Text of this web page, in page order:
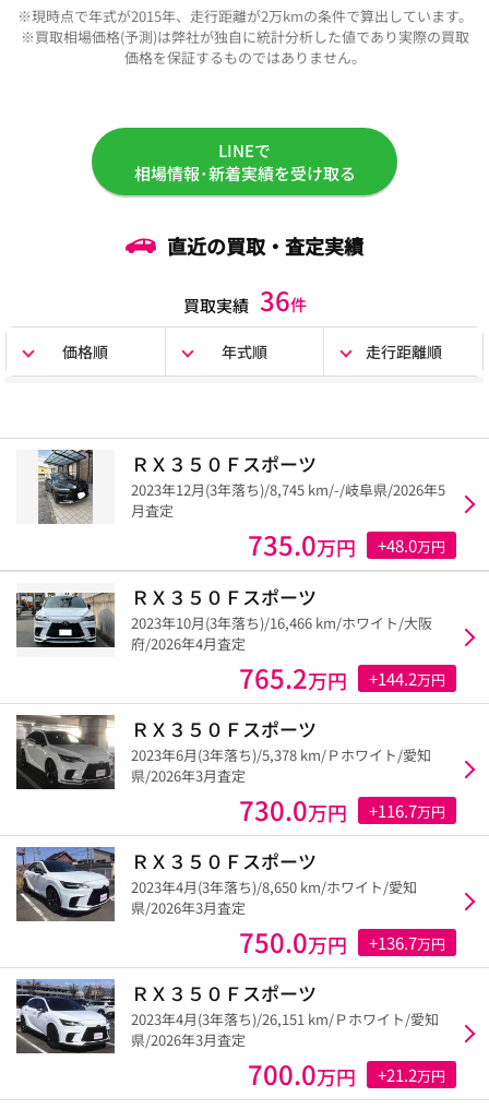
※現時点で年式が2015年、走行距離が2万kmの条件で算出しています。
※買取相場価格(予測)は弊社が独自に統計分析した値であり実際の買取
価格を保証するものではありません。
LINEで
相場情報･新着実績を受け取る
直近の買取・査定実績
買取実績 36件
価格順 年式順 走行距離順
ＲＸ３５０Ｆスポーツ
2023年12月(3年落ち)/8,745 km/-/岐阜県/2026年5
月査定
735.0万円 +48.0万円
ＲＸ３５０Ｆスポーツ
2023年10月(3年落ち)/16,466 km/ホワイト/大阪
府/2026年4月査定
765.2万円 +144.2万円
ＲＸ３５０Ｆスポーツ
2023年6月(3年落ち)/5,378 km/Ｐホワイト/愛知
県/2026年3月査定
730.0万円 +116.7万円
ＲＸ３５０Ｆスポーツ
2023年4月(3年落ち)/8,650 km/ホワイト/愛知
県/2026年3月査定
750.0万円 +136.7万円
ＲＸ３５０Ｆスポーツ
2023年4月(3年落ち)/26,151 km/Ｐホワイト/愛知
県/2026年3月査定
700.0万円 +21.2万円